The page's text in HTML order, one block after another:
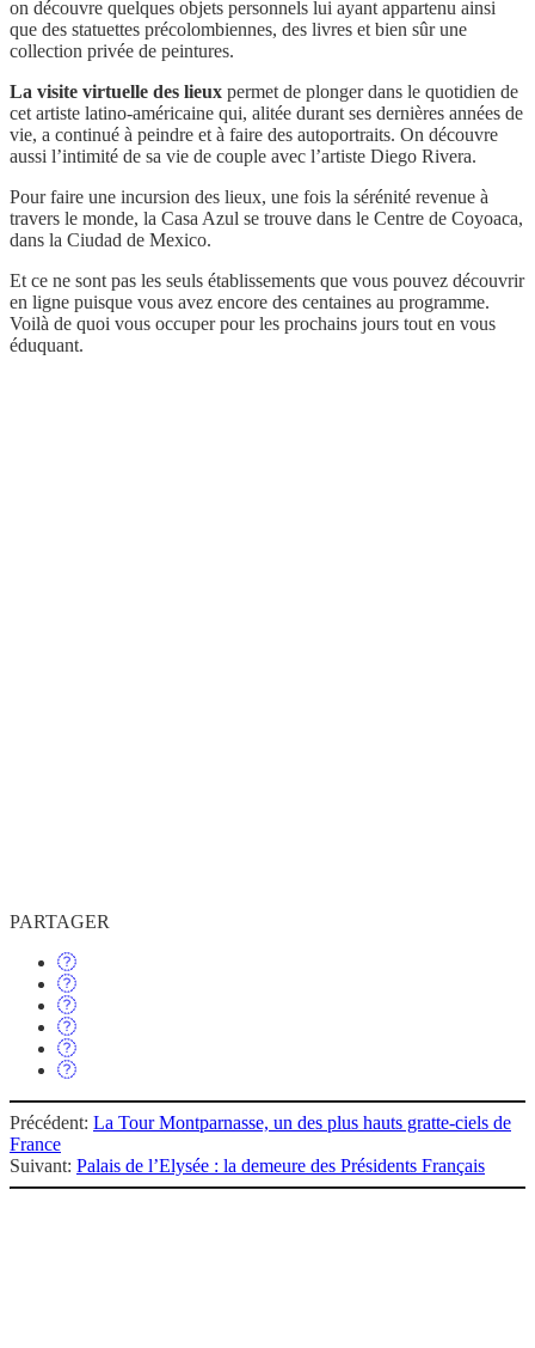
on découvre quelques objets personnels lui ayant appartenu ainsi
que des statuettes précolombiennes, des livres et bien sûr une
collection privée de peintures.
La visite virtuelle des lieux permet de plonger dans le quotidien de
cet artiste latino-américaine qui, alitée durant ses dernières années de
vie, a continué à peindre et à faire des autoportraits. On découvre
aussi l’intimité de sa vie de couple avec l’artiste Diego Rivera.
Pour faire une incursion des lieux, une fois la sérénité revenue à
travers le monde, la Casa Azul se trouve dans le Centre de Coyoaca,
dans la Ciudad de Mexico.
Et ce ne sont pas les seuls établissements que vous pouvez découvrir
en ligne puisque vous avez encore des centaines au programme.
Voilà de quoi vous occuper pour les prochains jours tout en vous
éduquant.
PARTAGER
Précédent: La Tour Montparnasse, un des plus hauts gratte-ciels de
France
Suivant: Palais de l’Elysée : la demeure des Présidents Français